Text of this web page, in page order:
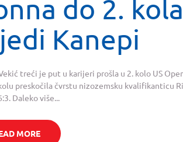
do 2.
Kanepi
treći je put u karijeri prošla u 2. kolo US
preskočila čvrstu nizozemsku kvalifikanticu
Daleko više...
MORE